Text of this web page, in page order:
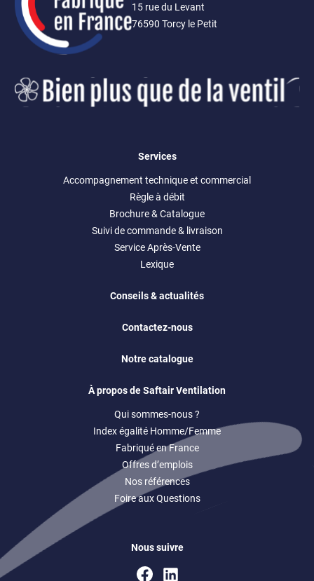
15 rue du Levant
76590 Torcy le Petit
Services
Accompagnement technique et commercial
Règle à débit
Brochure & Catalogue
Suivi de commande & livraison
Service Après-Vente
Lexique
Conseils & actualités
Contactez-nous
Notre catalogue
À propos de Saftair Ventilation
Qui sommes-nous ?
Index égalité Homme/Femme
Fabriqué en France
Offres d’emplois
Nos références
Foire aux Questions
Nous suivre
Facebook